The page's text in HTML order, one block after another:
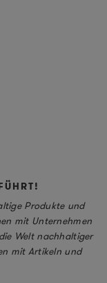
Produkte und
mit Unternehmen
Welt nachhaltiger
mit Artikeln und